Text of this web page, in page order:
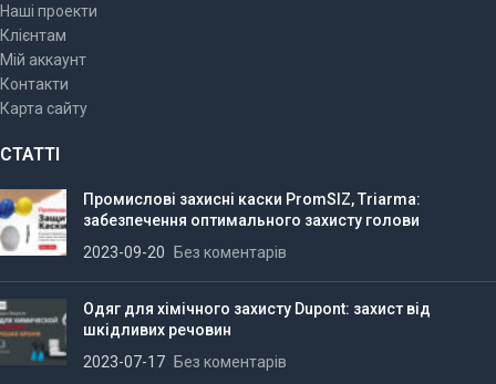
Наші проекти
Клієнтам
Мій аккаунт
Контакти
Карта сайту
СТАТТІ
Промислові захисні каски PromSIZ, Triarma:
забезпечення оптимального захисту голови
2023-09-20
Без коментарів
Одяг для хімічного захисту Dupont: захист від
шкідливих речовин
2023-07-17
Без коментарів